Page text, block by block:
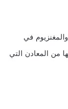
في
من المعادن التي